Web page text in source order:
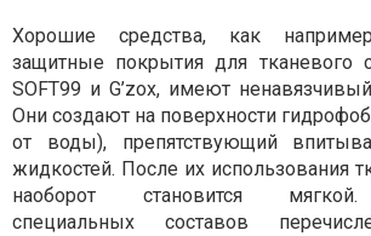
Хорошие средства, как
защитные покрытия для тканевого
SOFT99 и G’zox, имеют
Они создают на поверхности
от воды), препятствующий
жидкостей. После их использования
наоборот становится
специальных составов